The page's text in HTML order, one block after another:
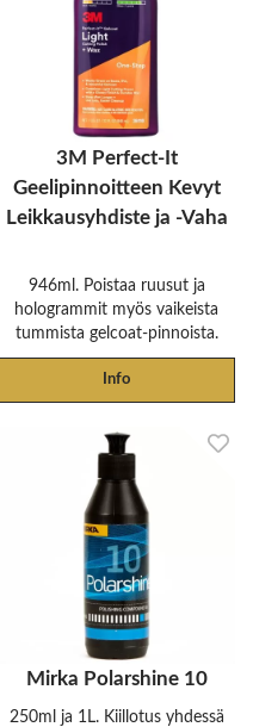
3M Perfect-It
Geelipinnoitteen Kevyt
Leikkausyhdiste ja -Vaha
946ml. Poistaa ruusut ja
hologrammit myös vaikeista
tummista gelcoat-pinnoista.
Info
Mirka Polarshine 10
250ml ja 1L. Kiillotus yhdessä